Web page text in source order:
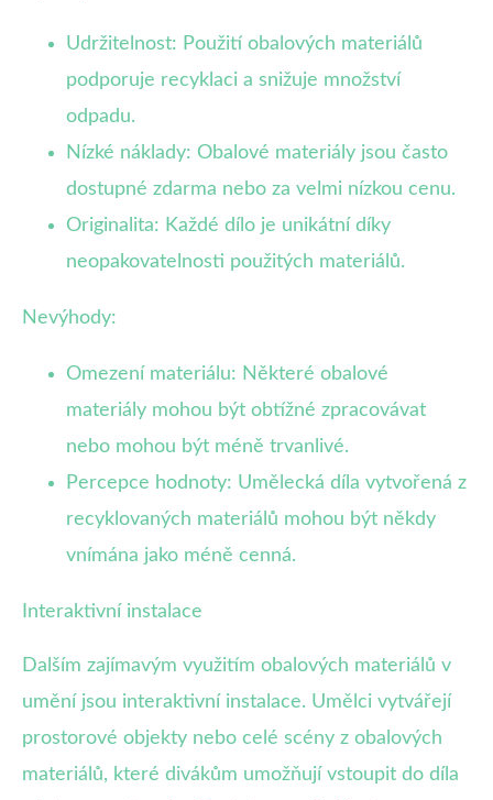
Udržitelnost: Použití obalových materiálů
podporuje recyklaci a snižuje množství
odpadu.
Nízké náklady: Obalové materiály jsou často
dostupné zdarma nebo za velmi nízkou cenu.
Originalita: Každé dílo je unikátní díky
neopakovatelnosti použitých materiálů.
Nevýhody:
Omezení materiálu: Některé obalové
materiály mohou být obtížné zpracovávat
nebo mohou být méně trvanlivé.
Percepce hodnoty: Umělecká díla vytvořená z
recyklovaných materiálů mohou být někdy
vnímána jako méně cenná.
Interaktivní instalace
Dalším zajímavým využitím obalových materiálů v
umění jsou interaktivní instalace. Umělci vytvářejí
prostorové objekty nebo celé scény z obalových
materiálů, které divákům umožňují vstoupit do díla